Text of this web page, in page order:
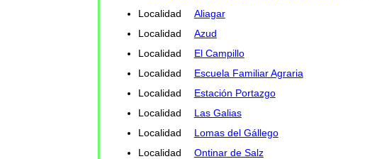
Localidad
Aliagar
Localidad
Azud
Localidad
El Campillo
Localidad
Escuela Familiar Agraria
Localidad
Estación Portazgo
Localidad
Las Galias
Localidad
Lomas del Gállego
Localidad
Ontinar de Salz